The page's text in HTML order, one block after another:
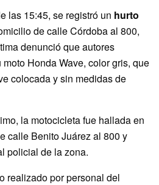
las 15:45, se registró un hurto
de calle Córdoba al 800,
denunció que autores
Honda Wave, color gris, que
colocada y sin medidas de
la motocicleta fue hallada en
calle Benito Juárez al 800 y
policial de la zona.
realizado por personal del